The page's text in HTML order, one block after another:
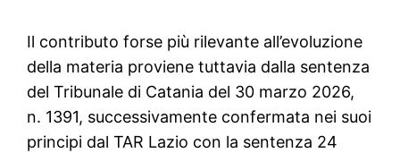
Il contributo forse più rilevante all’evoluzione
della materia proviene tuttavia dalla sentenza
del Tribunale di Catania del 30 marzo 2026,
n. 1391, successivamente confermata nei suoi
principi dal TAR Lazio con la sentenza 24